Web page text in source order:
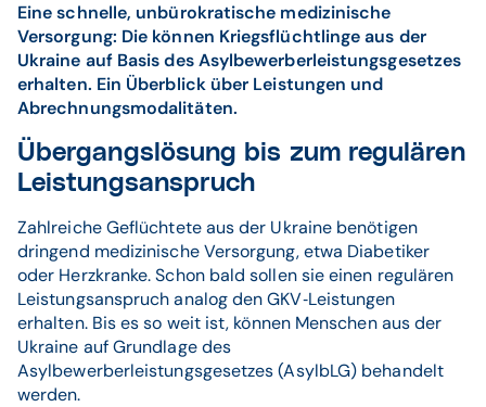
Eine schnelle, unbürokratische medizinische
Versorgung: Die können Kriegsflüchtlinge aus der
Ukraine auf Basis des Asylbewerberleistungsgesetzes
erhalten. Ein Überblick über Leistungen und
Abrechnungsmodalitäten.
Übergangslösung bis zum regulären
Leistungsanspruch
Zahlreiche Geflüchtete aus der Ukraine benötigen
dringend medizinische Versorgung, etwa Diabetiker
oder Herzkranke. Schon bald sollen sie einen regulären
Leistungsanspruch analog den GKV‐Leistungen
erhalten. Bis es so weit ist, können Menschen aus der
Ukraine auf Grundlage des
Asylbewerberleistungsgesetzes (AsylbLG) behandelt
werden.